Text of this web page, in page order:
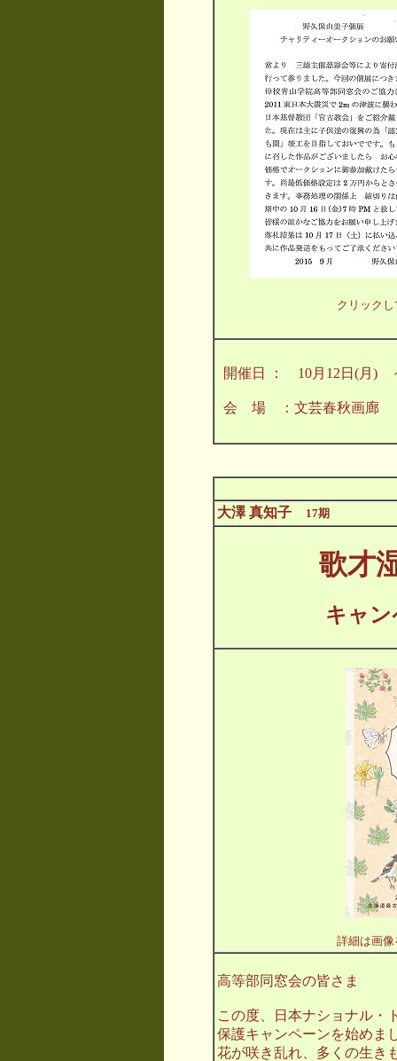
クリック
開催日 ： 10月12日(月)
会 場 ：文芸春秋画廊
大澤 真知子 17期
歌才
キャ
詳細は画
高等部同窓会の皆さま
この度、日本ナショナル・
保護キャンペーンを始めま
花が咲き乱れ、多くの生き